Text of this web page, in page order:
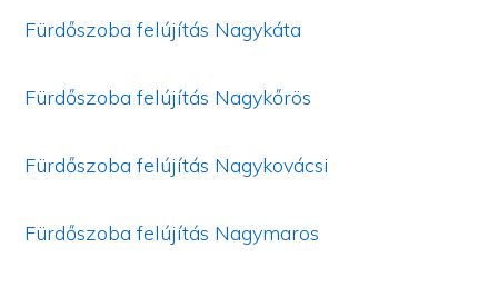
Fürdőszoba felújítás Nagykáta
Fürdőszoba felújítás Nagykőrös
Fürdőszoba felújítás Nagykovácsi
Fürdőszoba felújítás Nagymaros